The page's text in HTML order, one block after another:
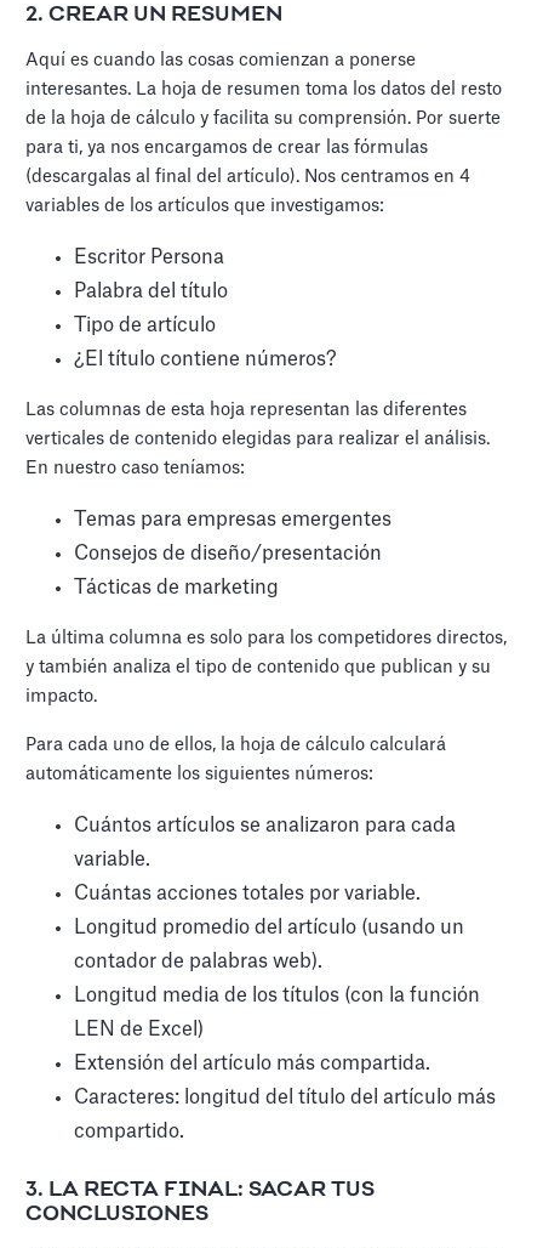
2. CREAR UN RESUMEN
Aquí es cuando las cosas comienzan a ponerse
interesantes. La hoja de resumen toma los datos del resto
de la hoja de cálculo y facilita su comprensión. Por suerte
para ti, ya nos encargamos de crear las fórmulas
(descargalas al final del artículo). Nos centramos en 4
variables de los artículos que investigamos:
Escritor Persona
Palabra del título
Tipo de artículo
¿El título contiene números?
Las columnas de esta hoja representan las diferentes
verticales de contenido elegidas para realizar el análisis.
En nuestro caso teníamos:
Temas para empresas emergentes
Consejos de diseño/presentación
Tácticas de marketing
La última columna es solo para los competidores directos,
y también analiza el tipo de contenido que publican y su
impacto.
Para cada uno de ellos, la hoja de cálculo calculará
automáticamente los siguientes números:
Cuántos artículos se analizaron para cada
variable.
Cuántas acciones totales por variable.
Longitud promedio del artículo (usando un
contador de palabras web).
Longitud media de los títulos (con la función
LEN de Excel)
Extensión del artículo más compartida.
Caracteres: longitud del título del artículo más
compartido.
3. LA RECTA FINAL: SACAR TUS
CONCLUSIONES